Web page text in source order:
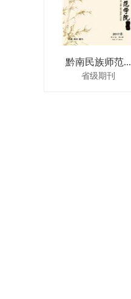
黔南民族师范...
省级期刊